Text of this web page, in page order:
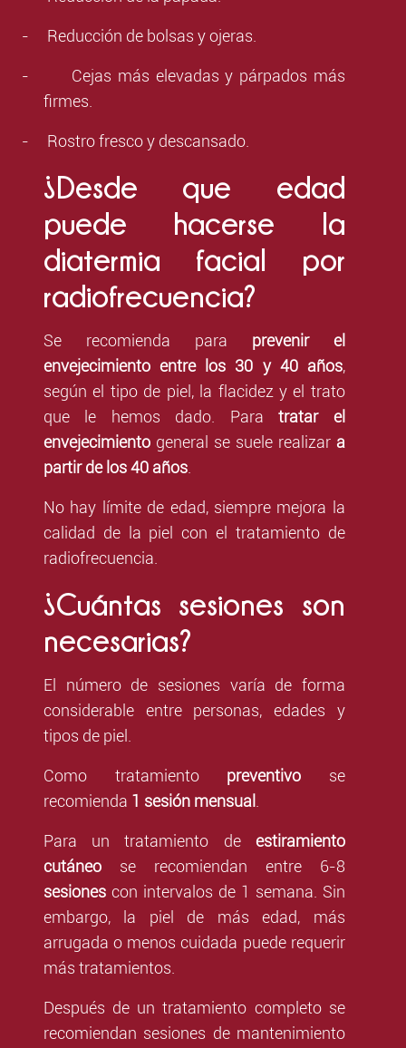
- Reducción de bolsas y ojeras.
-
Cejas más elevadas y párpados más
firmes.
- Rostro fresco y descansado.
¿Desde que edad
puede hacerse la
diatermia facial por
radiofrecuencia?
Se recomienda para prevenir el
envejecimiento entre los 30 y 40 años,
según el tipo de piel, la flacidez y el trato
que le hemos dado. Paratratar el
envejecimiento general se suele realizar a
partir de los 40 años
No hay límite de edad, siempre mejora la
calidad de la piel con el tratamiento de
radiofrecuencia.
¿Cuántas sesiones son
necesarias?
El número de sesiones varía de forma
considerable entre personas, edades y
tipos de piel.
Como tratamiento preventivo se
recomienda 1 sesión mensual
Para un tratamiento de estiramiento
cutáneo se recomiendan entre 6-8
sesiones con intervalos de 1 semana. Sin
embargo, la piel de más edad, más
arrugada o menos cuidada puede requerir
más tratamientos.
Después de un tratamiento completo se
recomiendan sesiones de mantenimiento